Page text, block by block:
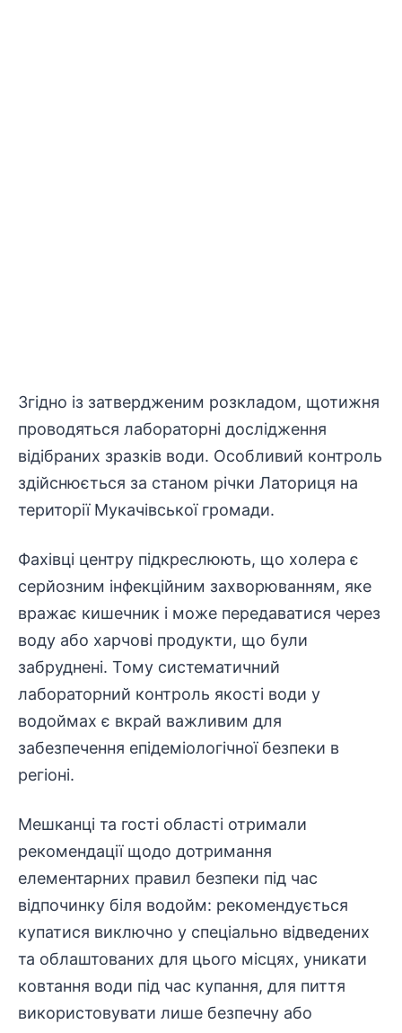
Згідно із затвердженим розкладом, щотижня
проводяться лабораторні дослідження
відібраних зразків води. Особливий контроль
здійснюється за станом річки Латориця на
території Мукачівської громади.
Фахівці центру підкреслюють, що холера є
серйозним інфекційним захворюванням, яке
вражає кишечник і може передаватися через
воду або харчові продукти, що були
забруднені. Тому систематичний
лабораторний контроль якості води у
водоймах є вкрай важливим для
забезпечення епідеміологічної безпеки в
регіоні.
Мешканці та гості області отримали
рекомендації щодо дотримання
елементарних правил безпеки під час
відпочинку біля водойм: рекомендується
купатися виключно у спеціально відведених
та облаштованих для цього місцях, уникати
ковтання води під час купання, для пиття
використовувати лише безпечну або